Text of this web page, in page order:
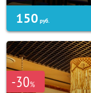
150 руб.
-30%